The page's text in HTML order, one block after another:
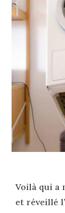
Voilà qui a
et réveillé